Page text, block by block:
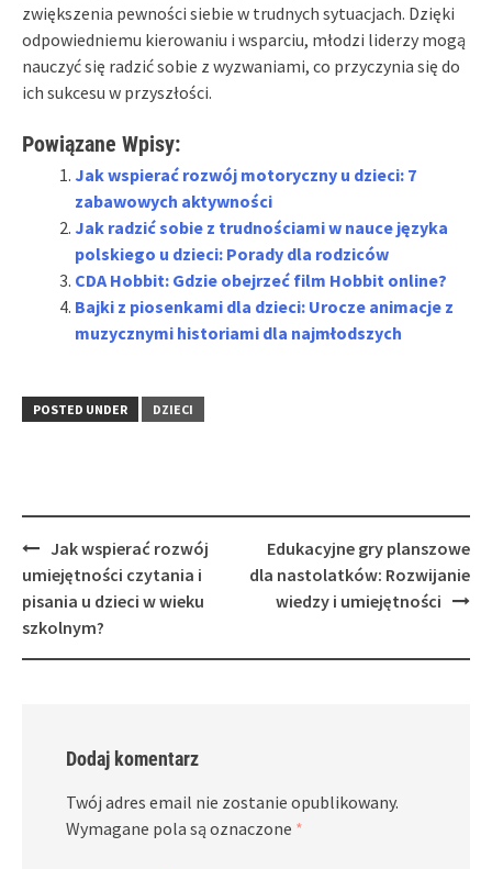
zwiększenia pewności siebie w trudnych sytuacjach. Dzięki
odpowiedniemu kierowaniu i wsparciu, młodzi liderzy mogą
nauczyć się radzić sobie z wyzwaniami, co przyczynia się do
ich sukcesu w przyszłości.
Powiązane Wpisy:
Jak wspierać rozwój motoryczny u dzieci: 7
zabawowych aktywności
Jak radzić sobie z trudnościami w nauce języka
polskiego u dzieci: Porady dla rodziców
CDA Hobbit: Gdzie obejrzeć film Hobbit online?
Bajki z piosenkami dla dzieci: Urocze animacje z
muzycznymi historiami dla najmłodszych
POSTED UNDER DZIECI
Post
navigation
Jak wspierać rozwój
umiejętności czytania i
pisania u dzieci w wieku
szkolnym?
Edukacyjne gry planszowe
dla nastolatków: Rozwijanie
wiedzy i umiejętności
Dodaj komentarz
Twój adres email nie zostanie opublikowany.
Wymagane pola są oznaczone *